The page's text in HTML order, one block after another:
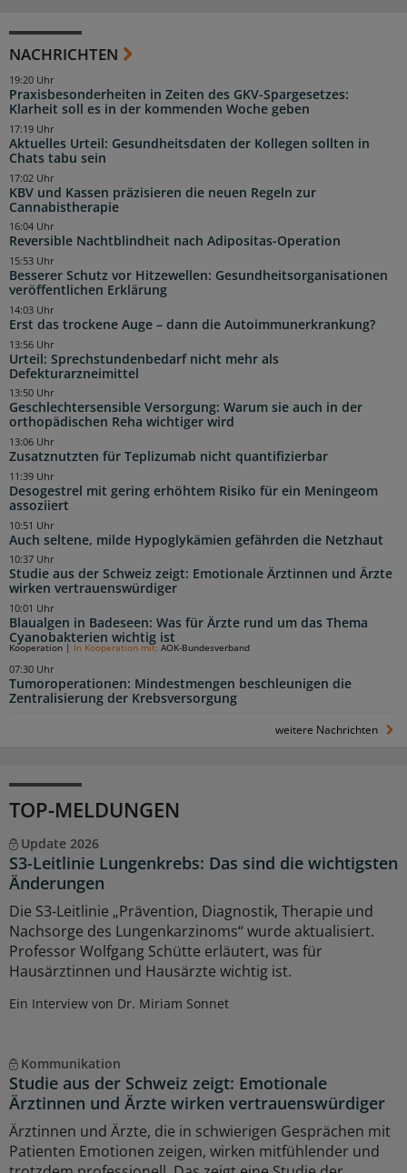
NACHRICHTEN
Praxisbesonderheiten in Zeiten des GKV-Spargesetzes:
Klarheit soll es in der kommenden Woche geben
19:20 Uhr
Aktuelles Urteil: Gesundheitsdaten der Kollegen sollten in
Chats tabu sein
17:19 Uhr
KBV und Kassen präzisieren die neuen Regeln zur
Cannabistherapie
17:02 Uhr
Reversible Nachtblindheit nach Adipositas-Operation
16:04 Uhr
Besserer Schutz vor Hitzewellen: Gesundheitsorganisationen
veröffentlichen Erklärung
15:53 Uhr
Erst das trockene Auge – dann die Autoimmunerkrankung?
14:03 Uhr
Urteil: Sprechstundenbedarf nicht mehr als
Defekturarzneimittel
13:56 Uhr
Geschlechtersensible Versorgung: Warum sie auch in der
orthopädischen Reha wichtiger wird
13:50 Uhr
Zusatznutzten für Teplizumab nicht quantifizierbar
13:06 Uhr
Desogestrel mit gering erhöhtem Risiko für ein Meningeom
assoziiert
11:39 Uhr
Auch seltene, milde Hypoglykämien gefährden die Netzhaut
10:51 Uhr
Studie aus der Schweiz zeigt: Emotionale Ärztinnen und Ärzte
wirken vertrauenswürdiger
10:37 Uhr
Blaualgen in Badeseen: Was für Ärzte rund um das Thema
Cyanobakterien wichtig ist
10:01 Uhr
Tumoroperationen: Mindestmengen beschleunigen die
Zentralisierung der Krebsversorgung
Kooperation | In Kooperation mit: AOK-Bundesverband
07:30 Uhr
weitere Nachrichten
TOP-MELDUNGEN
Update 2026
S3-Leitlinie Lungenkrebs: Das sind die wichtigsten
Änderungen
Die S3-Leitlinie „Prävention, Diagnostik, Therapie und
Nachsorge des Lungenkarzinoms“ wurde aktualisiert.
Professor Wolfgang Schütte erläutert, was für
Hausärztinnen und Hausärzte wichtig ist.
Ein Interview von Dr. Miriam Sonnet
Kommunikation
Studie aus der Schweiz zeigt: Emotionale
Ärztinnen und Ärzte wirken vertrauenswürdiger
Ärztinnen und Ärzte, die in schwierigen Gesprächen mit
Patienten Emotionen zeigen, wirken mitfühlender und